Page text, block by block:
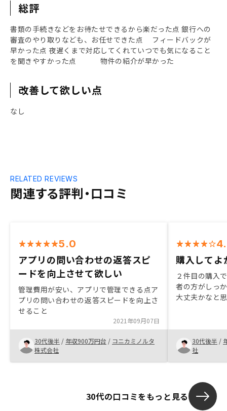
総評
書類の手続きなどをお待たせできるから楽だった点 銀行への
審査のやり取りなども、お任せできた点 フィードバックが
早かった点 夜遅くまで対応してくれていつでも気になること
を聞きやすかった点 物件の紹介が早かった
改善して欲しい点
なし
関連する評判・口コミ
RELATED REVIEWS
5.0
アプリの問い合わせの返答スピ
ードを向上させて欲しい
管理費用が安い、アプリで管理できる点ア
プリの問い合わせの返答スピードを向上さ
せること
2021年09月07日
30代後半 / 年収900万円台 / コニカミノルタ
株式会社
購入してよ
２件目の購入
者の方がしっ
大丈夫かなと
購入を迷って
だけでも勉強
30代後半 /
社
30代の口コミをもっと見る